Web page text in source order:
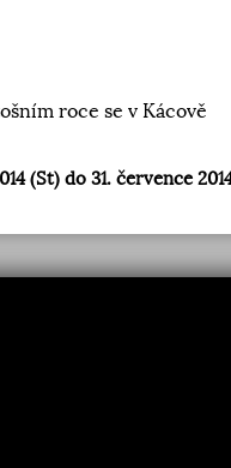
roce se v Kácově
(St) do 31. července